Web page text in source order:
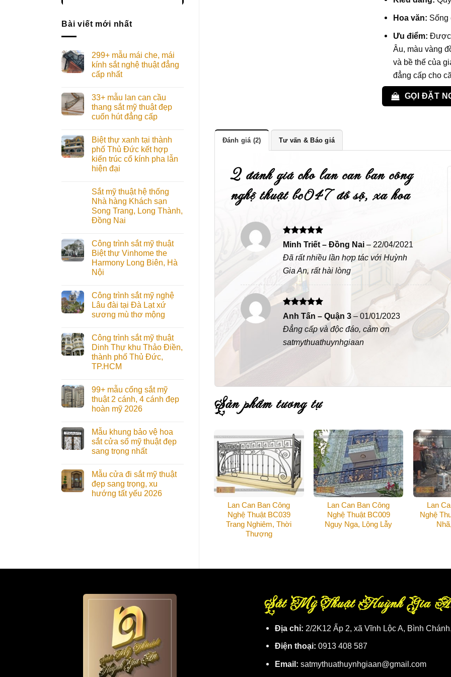
Bài viết mới nhất
299+ mẫu mái che, mái
kính sắt nghệ thuật đẳng
cấp nhất
33+ mẫu lan can cầu
thang sắt mỹ thuật đẹp
cuốn hút đẳng cấp
Biệt thự xanh tại thành
phố Thủ Đức kết hợp
kiến trúc cổ kính pha lẫn
hiện đại
Sắt mỹ thuật hệ thống
Nhà hàng Khách sạn
Song Trang, Long Thành,
Đồng Nai
Công trình sắt mỹ thuật
Biệt thự Vinhome the
Harmony Long Biên, Hà
Nội
Công trình sắt mỹ nghệ
Lâu đài tại Đà Lạt xứ
sương mù thơ mộng
Công trình sắt mỹ thuật
Dinh Thự khu Thảo Điền,
thành phố Thủ Đức,
TP.HCM
99+ mẫu cổng sắt mỹ
thuật 2 cánh, 4 cánh đẹp
hoàn mỹ 2026
Mẫu khung bảo vệ hoa
sắt cửa sổ mỹ thuật đẹp
sang trọng nhất
Mẫu cửa đi sắt mỹ thuật
đẹp sang trọng, xu
hướng tất yếu 2026
Hoa văn: Sống
Ưu điểm: Được
Âu, màu vàng
và bề thế của
đẳng cấp cho
GỌI ĐẶT
Đánh giá (2) Tư vấn & Báo giá
2 đánh giá cholan can ban công
nghệ thuật bc047 đồ sộ, xa hoa
Được xếp
hạng 5 5
sao
Minh Triết – Đồng Nai– 22/04/2021
Đã rất nhiều lần hợp tác với Huỳnh
Gia An, rất hài lòng
Được xếp
hạng55
sao
Anh Tấn – Quận 3– 01/01/2023
Đẳng cấp và độc đáo, cảm ơn
satmythuathuynhgiaan
sản phẩm tương tự
Lan Can Ban Công
Nghệ Thuật BC039
Trang Nghiêm, Thời
Thượng
Lan Can Ban Công
Nghệ Thuật BC009
Nguy Nga, Lộng Lẫy
Lan
Nghệ
Sắt Mỹ Thuật Huỳnh Gia
Địa chỉ: 2/2K12 Ấp 2, xã Vĩnh Lộc A, Bình
Điện thoại: 0913 408 587
Email: satmythuathuynhgiaan@gmail.com